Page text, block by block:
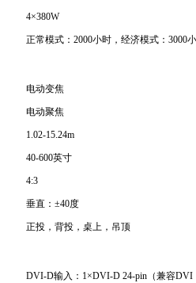
4×380W
正常模式：2000小时，经济模式：3000
电动变焦
电动聚焦
1.02-15.24m
40-600英寸
4:3
垂直：±40度
正投，背投，桌上，吊顶
DVI-D输入：1×DVI-D 24-pin（兼容DVI